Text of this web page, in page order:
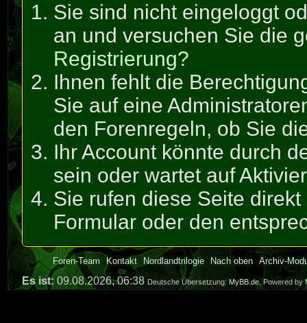
Sie sind nicht eingeloggt
an und versuchen Sie die
Registrierung?
Ihnen fehlt die
Sie auf eine
den Forenregeln, ob Sie
Ihr Account könnte durch
sein oder wartet auf
Sie rufen diese Seite
Formular oder den
Foren-Team Kontakt Nordlandtrilogie Nach oben Archiv-
Es ist: 09.08.2026, 06:38 Deutsche Übersetzung: MyBB.de, Powered by